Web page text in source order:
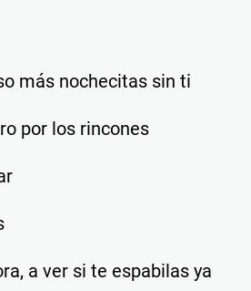
más nochecitas sin ti
por los rincones
a ver si te espabilas ya